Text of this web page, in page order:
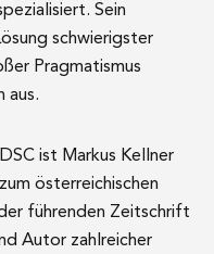
Sein
schwierigster
Pragmatismus
aus.
ist Markus Kellner
österreichischen
führenden Zeitschrift
Autor zahlreicher